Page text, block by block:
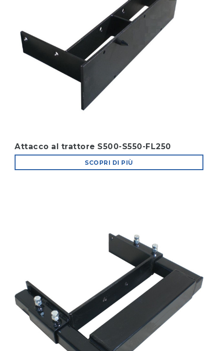
Attacco al trattore S500-S550-FL250
SCOPRI DI PIÙ